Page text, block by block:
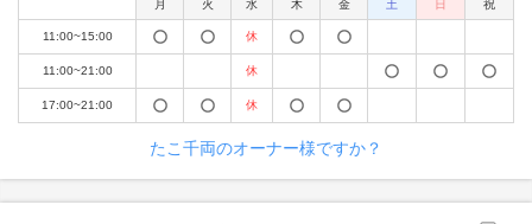
月
火 水 木 金 土 日 祝
11:00~15:00 休
11:00~21:00 休
17:00~21:00 休
たこ千両のオーナー様ですか？